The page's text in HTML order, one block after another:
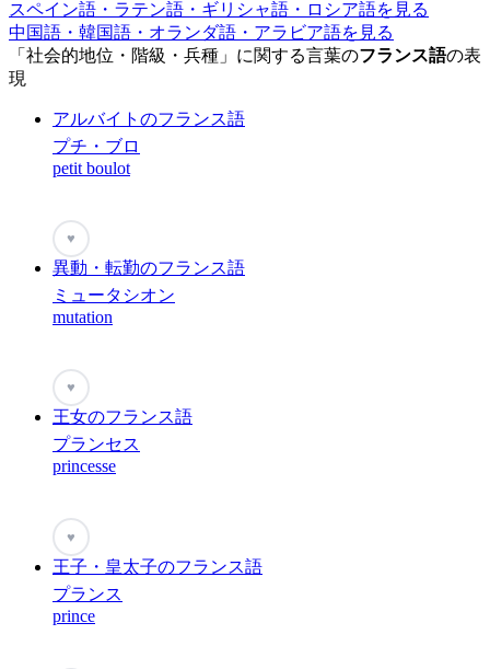
スペイン語・ラテン語・ギリシャ語・ロシア語を見る
中国語・韓国語・オランダ語・アラビア語を見る
「社会的地位・階級・兵種」に関する言葉のフランス語の表
現
アルバイトのフランス語
プチ・ブロ
petit boulot
♥
異動・転勤のフランス語
ミュータシオン
mutation
♥
王女のフランス語
プランセス
princesse
♥
王子・皇太子のフランス語
プランス
prince